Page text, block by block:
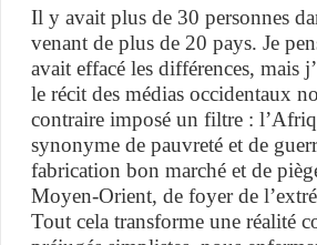
Il y avait plus de 30 personnes
venant de plus de 20 pays. Je
avait effacé les différences, mais
le récit des médias occidentaux
contraire imposé un filtre :
synonyme de pauvreté et de
fabrication bon marché et de
Moyen-Orient, de foyer de
Tout cela transforme une réalité